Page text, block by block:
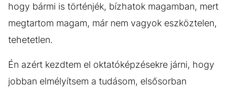
hogy bármi is történjék, bízhatok magamban, mert
megtartom magam, már nem vagyok eszköztelen,
tehetetlen.
Én azért kezdtem el oktatóképzésekre járni, hogy
jobban elmélyítsem a tudásom, elsősorban